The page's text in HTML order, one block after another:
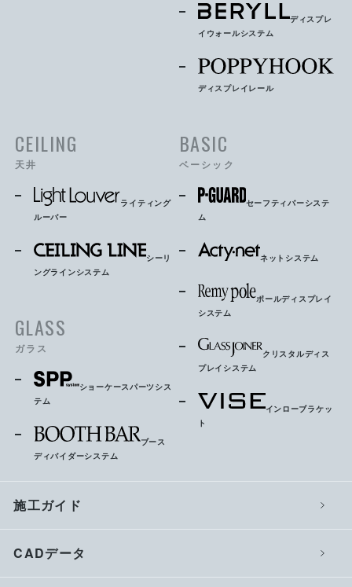
ディスプレ
イウォールシステム
ディスプレイレール
CEILING
天井
ライティング
ルーバー
シーリ
ングラインシステム
GLASS
ガラス
ショーケースパーツシス
テム
ブース
ディバイダーシステム
BASIC
ベーシック
セーフティバーシステ
ム
ネットシステム
ポールディスプレイ
システム
クリスタルディス
プレイシステム
インローブラケッ
ト
施工ガイド
CADデータ